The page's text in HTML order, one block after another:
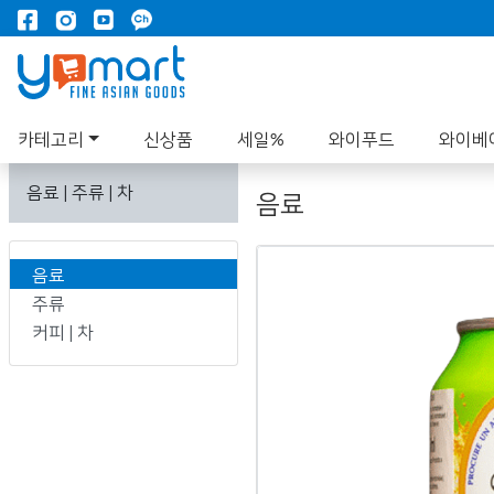
카테고리 신상품 세일% 와이푸드 와이베
음료 | 주류 | 차
음료
주류
커피 | 차
음료